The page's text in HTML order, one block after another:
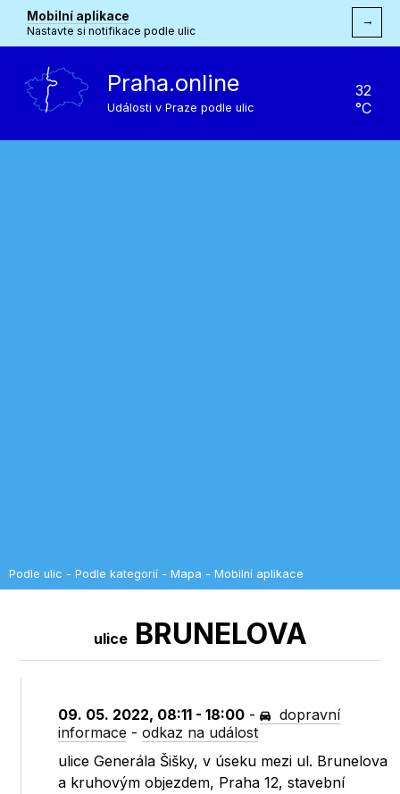
Mobilní aplikace
Nastavte si notifikace podle ulic
→
Praha.online
Události v Praze podle ulic
32
°C
Podle ulic - Podle kategorií - Mapa - Mobilní aplikace
uliceBRUNELOVA
09. 05. 2022, 08:11 - 18:00 -
dopravní
informace -odkaz na událost
ulice Generála Šišky, v úseku mezi ul. Brunelova
a kruhovým objezdem, Praha 12, stavební